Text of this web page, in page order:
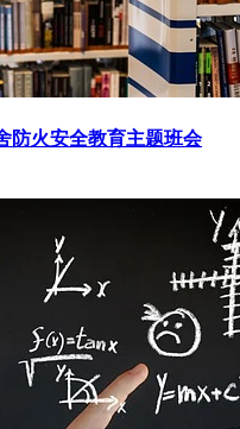
防火安全教育主题班会